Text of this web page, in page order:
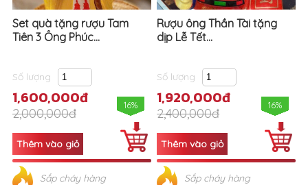
Set quà tặng rượu Tam
Tiên 3 Ông Phúc...
Số lượng
1,600,000đ
2,000,000đ
16%
Sắp cháy hàng
Rượu ông Thần Tài tặng
dịp Lễ Tết...
Số lượng
1,920,000đ
2,400,000đ
16%
Sắp cháy hàng